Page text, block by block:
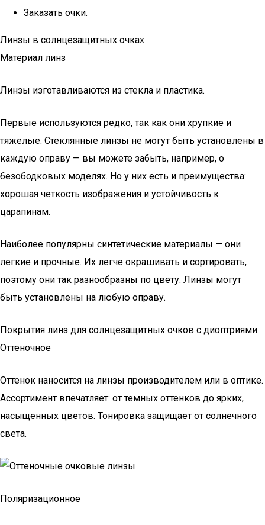
Заказать очки.
Линзы в солнцезащитных очках
Материал линз
Линзы изготавливаются из стекла и пластика.
Первые используются редко, так как они хрупкие и
тяжелые. Стеклянные линзы не могут быть установлены в
каждую оправу — вы можете забыть, например, о
безободковых моделях. Но у них есть и преимущества:
хорошая четкость изображения и устойчивость к
царапинам.
Наиболее популярны синтетические материалы — они
легкие и прочные. Их легче окрашивать и сортировать,
поэтому они так разнообразны по цвету. Линзы могут
быть установлены на любую оправу.
Покрытия линз для солнцезащитных очков с диоптриями
Оттеночное
Оттенок наносится на линзы производителем или в оптике.
Ассортимент впечатляет: от темных оттенков до ярких,
насыщенных цветов. Тонировка защищает от солнечного
света.
Поляризационное